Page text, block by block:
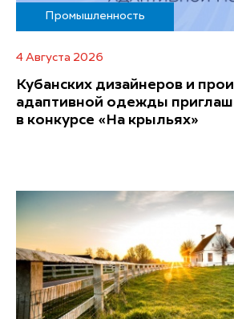
Промышленность
4 Августа 2026
Кубанских дизайнеров и
адаптивной одежды
в конкурсе «На крыльях»